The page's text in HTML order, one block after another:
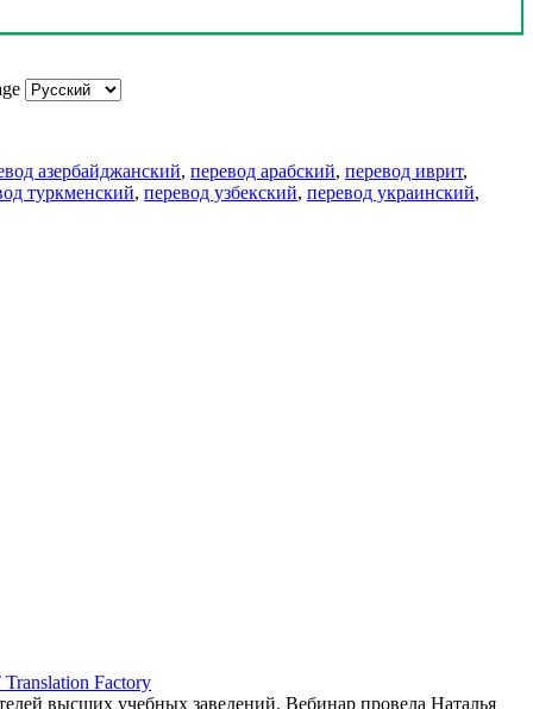
азербайджанский, перевод арабский, перевод иврит,
туркменский, перевод узбекский, перевод украинский,
Factory
высших учебных заведений. Вебинар провела Наталья